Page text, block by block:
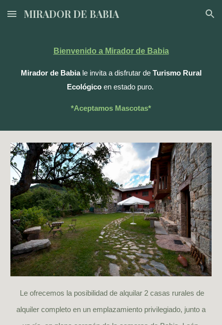
Skip to main content Skip to navigation
MIRADOR DE BABIA
Bienvenido a Mirador de Babia
Mirador de Babiale invita a disfrutar de Turismo Rural
Ecológicoen estado puro.
*Aceptamos Mascotas*
Le ofrecemos la posibilidad de alquilar 2 casas rurales de
alquiler completo en un emplazamiento privilegiado, junto a